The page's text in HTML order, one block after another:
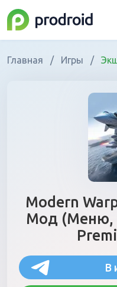
Главная / Игры /
Modern
Мод (Меню,
В